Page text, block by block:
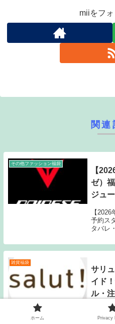
miiをフ
関連
その他ファッション福袋
【
ゼ）
ジュ
完全
【
予約ス
タバレ
雑貨福袋
サリ
イド
ル・
サリュ
方法・
ホーム Privacy